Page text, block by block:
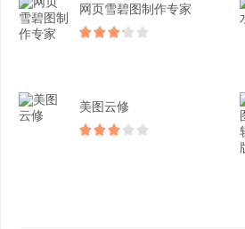
网页雪碧图制作专家
美图云修